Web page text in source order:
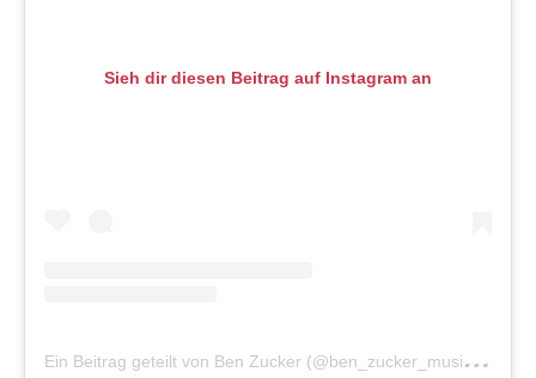
Sieh dir diesen Beitrag auf Instagram an
E
in Beitrag geteilt von Ben Zucker (@ben_zucker_musik)am